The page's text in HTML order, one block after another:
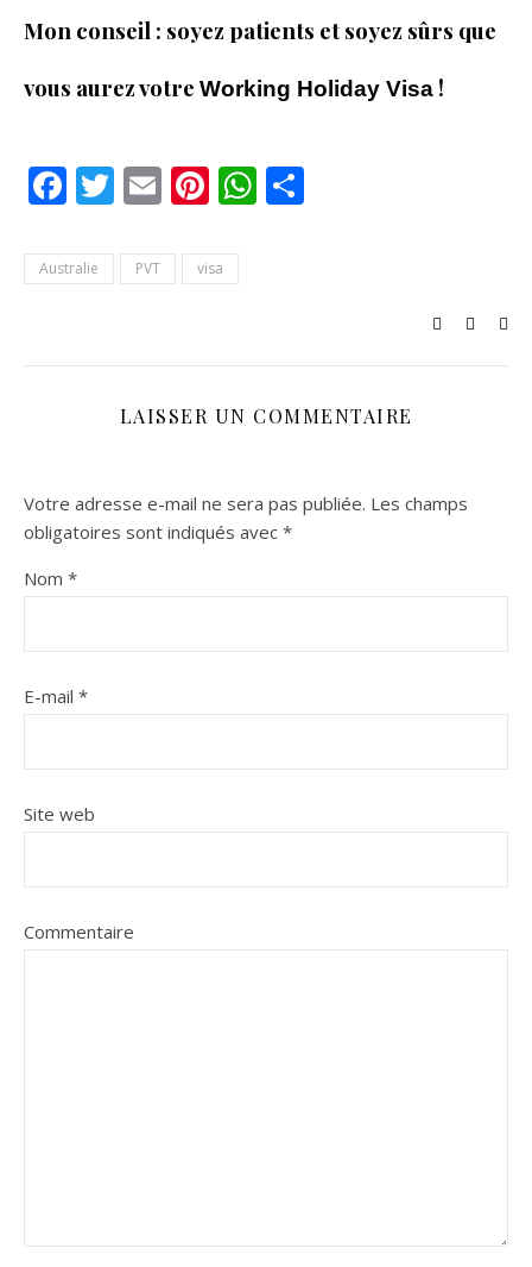
Mon conseil : soyez patients et soyez sûrs que
vous aurez votre Working Holiday Visa !
Facebook
Twitter
EmailPinterest
WhatsApp
Australie PVT visa
LAISSER UN COMMENTAIRE
Votre adresse e-mail ne sera pas publiée. Les champs
obligatoires sont indiqués avec *
Nom *
E-mail *
Site web
Commentaire